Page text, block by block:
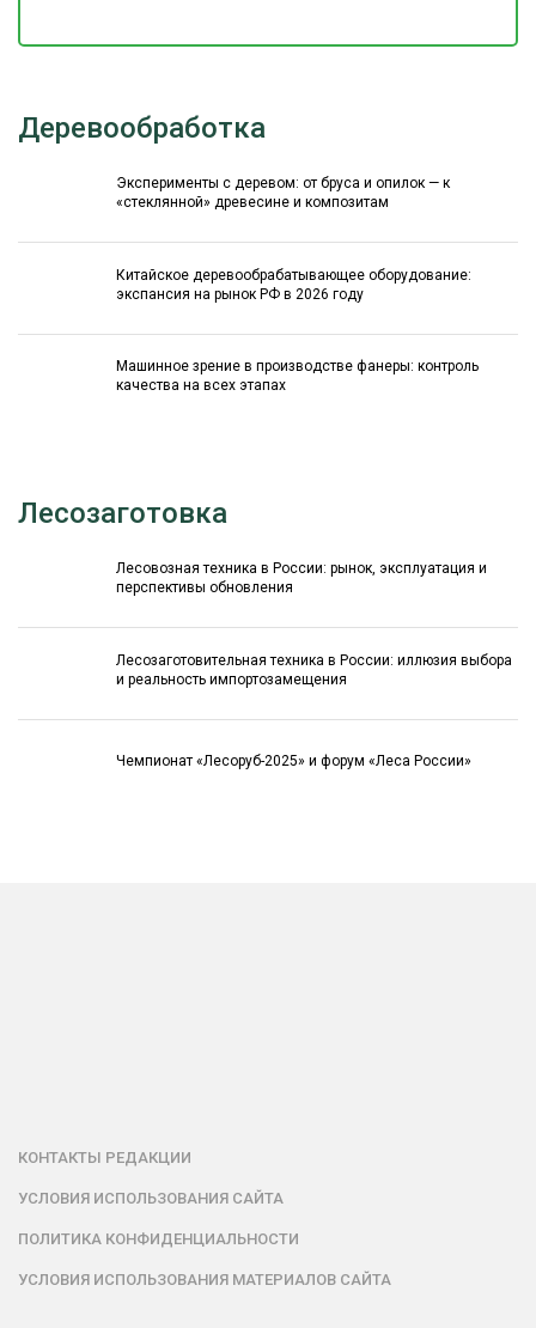
Деревообработка
Эксперименты с деревом: от бруса и опилок — к
«стеклянной» древесине и композитам
Китайское деревообрабатывающее оборудование:
экспансия на рынок РФ в 2026 году
Машинное зрение в производстве фанеры: контроль
качества на всех этапах
Лесозаготовка
Лесовозная техника в России: рынок, эксплуатация и
перспективы обновления
Лесозаготовительная техника в России: иллюзия выбора
и реальность импортозамещения
Чемпионат «Лесоруб-2025» и форум «Леса России»
КОНТАКТЫ РЕДАКЦИИ
УСЛОВИЯ ИСПОЛЬЗОВАНИЯ САЙТА
ПОЛИТИКА КОНФИДЕНЦИАЛЬНОСТИ
УСЛОВИЯ ИСПОЛЬЗОВАНИЯ МАТЕРИАЛОВ САЙТА